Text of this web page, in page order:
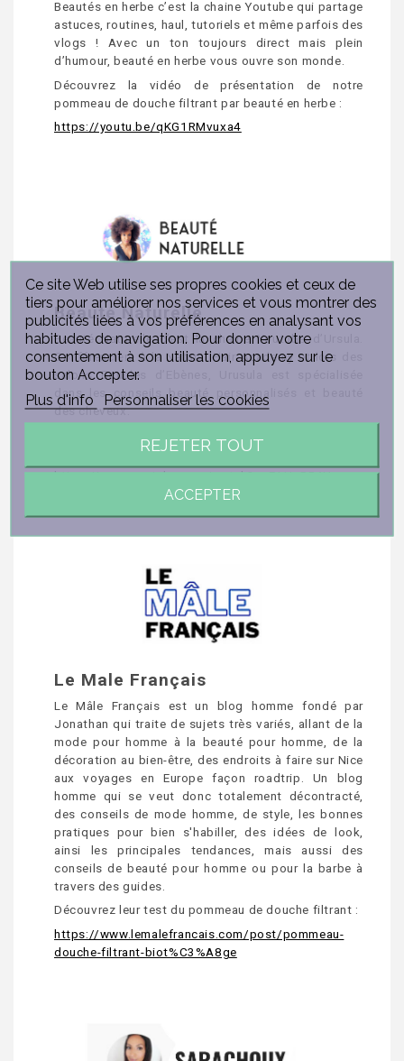
Beautés en herbe c’est la chaine Youtube qui partage
astuces, routines, haul, tutoriels et même parfois des
vlogs ! Avec un ton toujours direct mais plein
d’humour, beauté en herbe vous ouvre son monde.
Découvrez la vidéo de présentation de notre
pommeau de douche filtrant par beauté en herbe :
https://youtu.be/qKG1RMvuxa4
Beauté Naturelle
Beauté Naturelle c’est la chaine Youtube d’Ursula.
Conférencière à la Natural Hair Academy et lors des
salons Boucles d’Ebènes, Urusula est spécialisée
dans les conseils beauté personnalisés et beauté
des cheveux.
filtrant sur Youtube (de 4 :46 à 7 :18) :
https://www.youtube.com/watch?v=PLHcR54U-
Le Male Français
Le Mâle Français est un blog homme fondé par
Jonathan qui traite de sujets très variés, allant de la
mode pour homme à la beauté pour homme, de la
décoration au bien-être, des endroits à faire sur Nice
aux voyages en Europe façon roadtrip. Un blog
homme qui se veut donc totalement décontracté,
des conseils de mode homme, de style, les bonnes
pratiques pour bien s'habiller, des idées de look,
ainsi les principales tendances, mais aussi des
conseils de beauté pour homme ou pour la barbe à
travers des guides.
Découvrez leur test du pommeau de douche filtrant :
https://www.lemalefrancais.com/post/pommeau-
douche-filtrant-biot%C3%A8ge
Ce site Web utilise ses propres cookies et ceux de
tiers pour améliorer nos services et vous montrer des
publicités liées à vos préférences en analysant vos
habitudes de navigation. Pour donner votre
consentement à son utilisation, appuyez sur le
bouton Accepter.
Plus d'info
Personnaliser les cookies
REJETER TOUT
ACCEPTER